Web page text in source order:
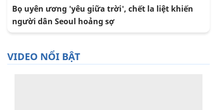
Bọ uyên ương 'yêu giữa trời', chết la liệt khiến
người dân Seoul hoảng sợ
VIDEO NỔI BẬT